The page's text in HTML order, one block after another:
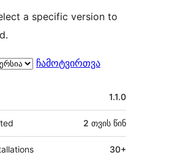
a specific version to
ჩამოტვირთვა
1.1.0
2 თვის წინ
30+